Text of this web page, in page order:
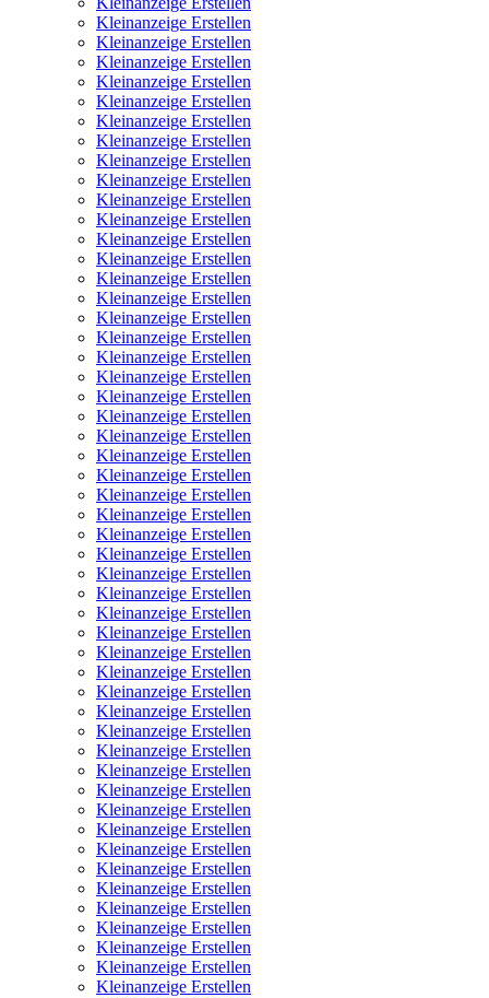
Kleinanzeige Erstellen
Kleinanzeige Erstellen
Kleinanzeige Erstellen
Kleinanzeige Erstellen
Kleinanzeige Erstellen
Kleinanzeige Erstellen
Kleinanzeige Erstellen
Kleinanzeige Erstellen
Kleinanzeige Erstellen
Kleinanzeige Erstellen
Kleinanzeige Erstellen
Kleinanzeige Erstellen
Kleinanzeige Erstellen
Kleinanzeige Erstellen
Kleinanzeige Erstellen
Kleinanzeige Erstellen
Kleinanzeige Erstellen
Kleinanzeige Erstellen
Kleinanzeige Erstellen
Kleinanzeige Erstellen
Kleinanzeige Erstellen
Kleinanzeige Erstellen
Kleinanzeige Erstellen
Kleinanzeige Erstellen
Kleinanzeige Erstellen
Kleinanzeige Erstellen
Kleinanzeige Erstellen
Kleinanzeige Erstellen
Kleinanzeige Erstellen
Kleinanzeige Erstellen
Kleinanzeige Erstellen
Kleinanzeige Erstellen
Kleinanzeige Erstellen
Kleinanzeige Erstellen
Kleinanzeige Erstellen
Kleinanzeige Erstellen
Kleinanzeige Erstellen
Kleinanzeige Erstellen
Kleinanzeige Erstellen
Kleinanzeige Erstellen
Kleinanzeige Erstellen
Kleinanzeige Erstellen
Kleinanzeige Erstellen
Kleinanzeige Erstellen
Kleinanzeige Erstellen
Kleinanzeige Erstellen
Kleinanzeige Erstellen
Kleinanzeige Erstellen
Kleinanzeige Erstellen
Kleinanzeige Erstellen